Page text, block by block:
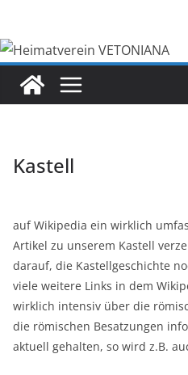
springen
Kastell
auf Wikipedia ein wirklich
Artikel zu unserem Kastell
darauf, die Kastellgeschichte
viele weitere Links in dem
wirklich intensiv über die
die römischen Besatzungen
aktuell gehalten, so wird z.B.